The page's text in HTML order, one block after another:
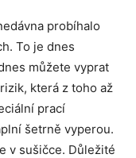
probíhalo
To je dnes
můžete vyprat
která z toho až
prací
šetrně vyperou.
v sušičce. Důležité